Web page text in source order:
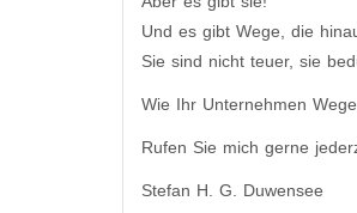
Und es gibt Wege, die
Sie sind nicht teuer, sie
Wie Ihr Unternehmen
Rufen Sie mich gerne
Stefan H. G. Duwensee